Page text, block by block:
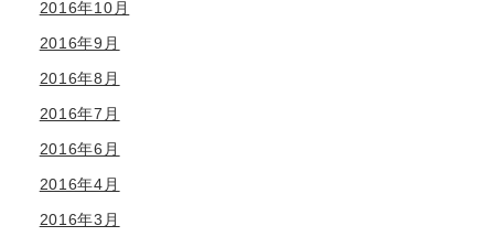
2016年10月
2016年9月
2016年8月
2016年7月
2016年6月
2016年4月
2016年3月